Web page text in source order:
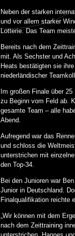
Neben der starken
und vor allem starker
Lotterie. Das Team
Bereits nach dem
mit. Als Sechster und
Heats bestätigten sie
niederländischer
Im großen Finale über
zu Beginn vom Feld ab.
gesamte Team – alle
Abend.
Aufregend war das
und schloss die
unterstrichen mit
den Top-34.
Bei den Junioren war
Junior in Deutschland.
Finalqualifikation reichte
„Wir können mit dem
nach dem Zeittraining